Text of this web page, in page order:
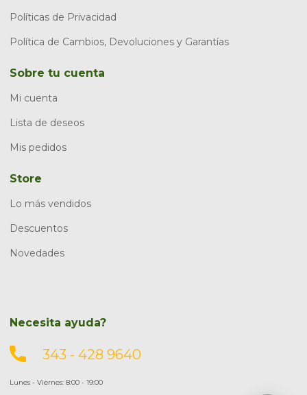
Políticas de Privacidad
Política de Cambios, Devoluciones y Garantías
Sobre tu cuenta
Mi cuenta
Lista de deseos
Mis pedidos
Store
Lo más vendidos
Descuentos
Novedades
Necesita ayuda?
343 - 428 9640
Lunes - Viernes: 8:00 - 19:00